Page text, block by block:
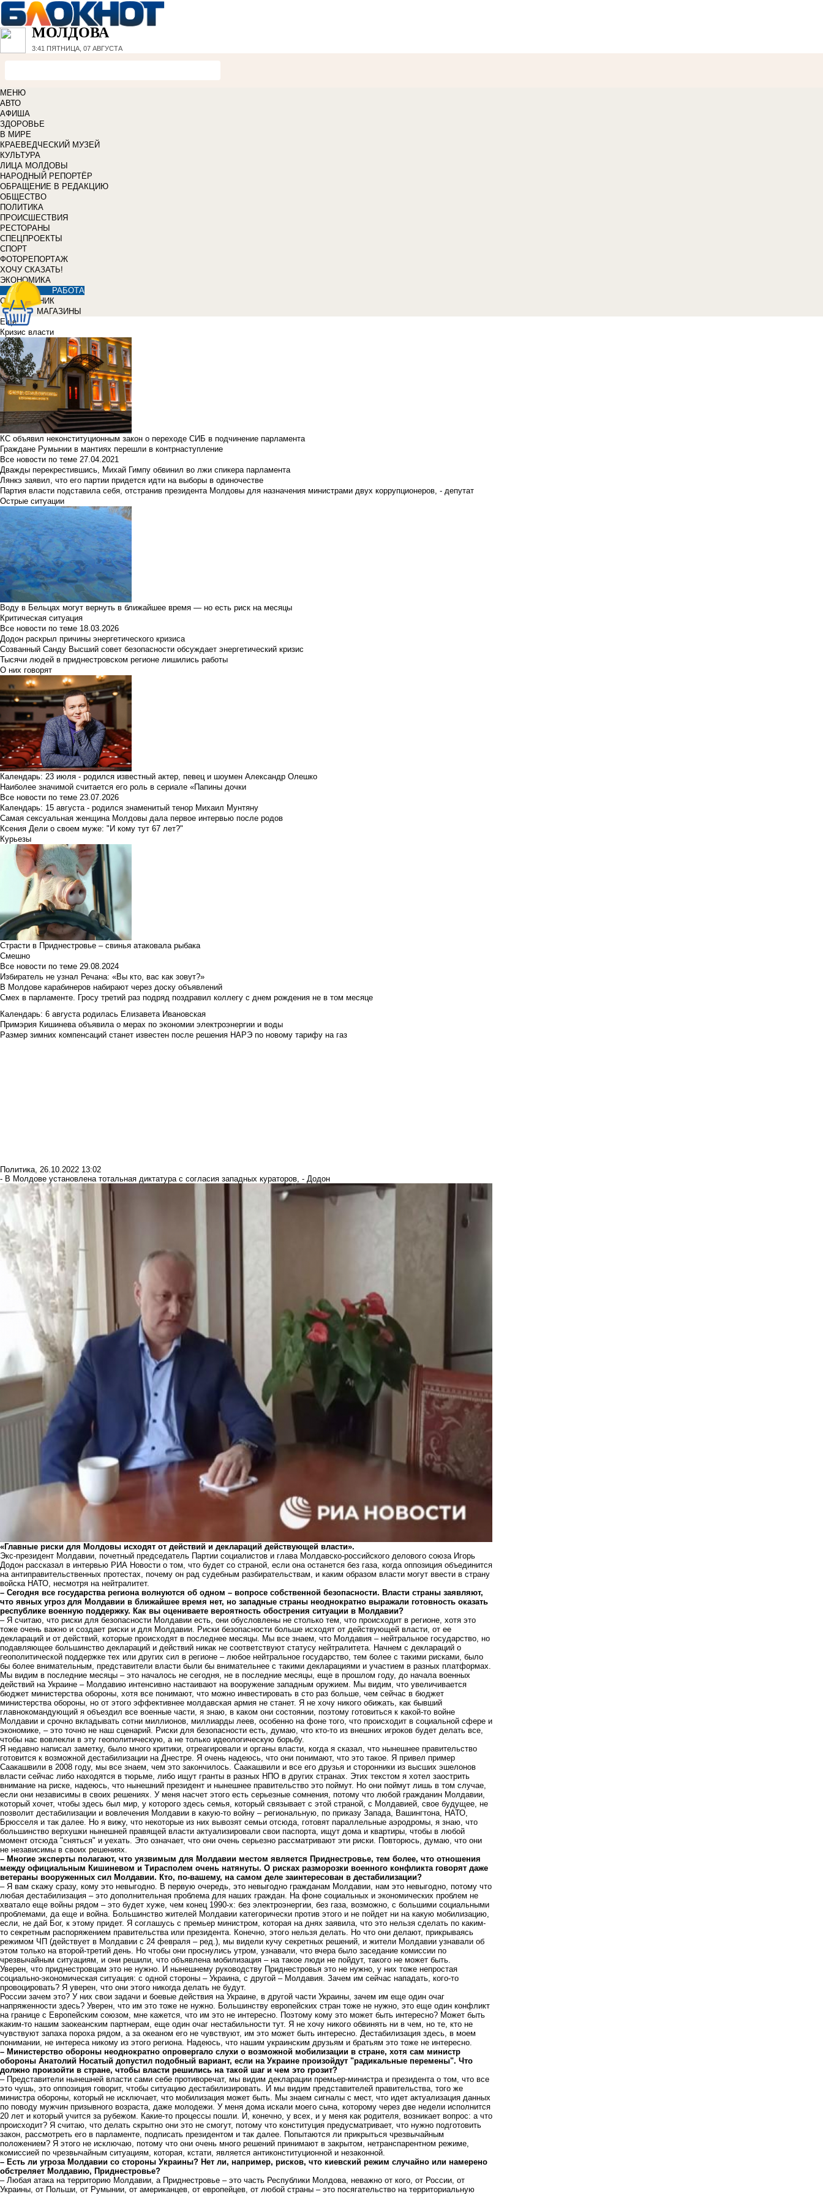
МОЛДОВА
3:41 ПЯТНИЦА, 07 АВГУСТА
МЕНЮ
АВТО
АФИША
ЗДОРОВЬЕ
В МИРЕ
КРАЕВЕДЧЕСКИЙ МУЗЕЙ
КУЛЬТУРА
ЛИЦА МОЛДОВЫ
НАРОДНЫЙ РЕПОРТЁР
ОБРАЩЕНИЕ В РЕДАКЦИЮ
ОБЩЕСТВО
ПОЛИТИКА
ПРОИСШЕСТВИЯ
РЕСТОРАНЫ
СПЕЦПРОЕКТЫ
СПОРТ
ФОТОРЕПОРТАЖ
ХОЧУ СКАЗАТЬ!
ЭКОНОМИКА
РАБОТА
СПРАВОЧНИК
МАГАЗИНЫ
Еще
Кризис власти
КС объявил неконституционным закон о переходе СИБ в подчинение парламента
Граждане Румынии в мантиях перешли в контрнаступление
Все новости по теме 27.04.2021
Дважды перекрестившись, Михай Гимпу обвинил во лжи спикера парламента
Лянкэ заявил, что его партии придется идти на выборы в одиночестве
Партия власти подставила себя, отстранив президента Молдовы для назначения министрами двух коррупционеров, - депутат
Острые ситуации
Воду в Бельцах могут вернуть в ближайшее время — но есть риск на месяцы
Критическая ситуация
Все новости по теме 18.03.2026
Додон раскрыл причины энергетического кризиса
Созванный Санду Высший совет безопасности обсуждает энергетический кризис
Тысячи людей в приднестровском регионе лишились работы
О них говорят
Календарь: 23 июля - родился известный актер, певец и шоумен Александр Олешко
Наиболее значимой считается его роль в сериале «Папины дочки
Все новости по теме 23.07.2026
Календарь: 15 августа - родился знаменитый тенор Михаил Мунтяну
Самая сексуальная женщина Молдовы дала первое интервью после родов
Ксения Дели о своем муже: "И кому тут 67 лет?"
Курьезы
Страсти в Приднестровье – свинья атаковала рыбака
Смешно
Все новости по теме 29.08.2024
Избиратель не узнал Речана: «Вы кто, вас как зовут?»
В Молдове карабинеров набирают через доску объявлений
Смех в парламенте. Гросу третий раз подряд поздравил коллегу с днем рождения не в том месяце
Календарь: 6 августа родилась Елизавета Ивановская
Примэрия Кишинева объявила о мерах по экономии электроэнергии и воды
Размер зимних компенсаций станет известен после решения НАРЭ по новому тарифу на газ
Политика, 26.10.2022 13:02
- В Молдове установлена тотальная диктатура с согласия западных кураторов, - Додон
«Главные риски для Молдовы исходят от действий и деклараций действующей власти».
Экс-президент Молдавии, почетный председатель Партии социалистов и глава Молдавско-российского делового союза Игорь
Додон рассказал в интервью РИА Новости о том, что будет со страной, если она останется без газа, когда оппозиция объединится
на антиправительственных протестах, почему он рад судебным разбирательствам, и каким образом власти могут ввести в страну
войска НАТО, несмотря на нейтралитет.
– Сегодня все государства региона волнуются об одном – вопросе собственной безопасности. Власти страны заявляют,
что явных угроз для Молдавии в ближайшее время нет, но западные страны неоднократно выражали готовность оказать
республике военную поддержку. Как вы оцениваете вероятность обострения ситуации в Молдавии?
– Я считаю, что риски для безопасности Молдавии есть, они обусловлены не столько тем, что происходит в регионе, хотя это
тоже очень важно и создает риски и для Молдавии. Риски безопасности больше исходят от действующей власти, от ее
деклараций и от действий, которые происходят в последнее месяцы. Мы все знаем, что Молдавия – нейтральное государство, но
подавляющее большинство деклараций и действий никак не соответствуют статусу нейтралитета. Начнем с деклараций о
геополитической поддержке тех или других сил в регионе – любое нейтральное государство, тем более с такими рисками, было
бы более внимательным, представители власти были бы внимательнее с такими декларациями и участием в разных платформах.
Мы видим в последние месяцы – это началось не сегодня, не в последние месяцы, еще в прошлом году, до начала военных
действий на Украине – Молдавию интенсивно настаивают на вооружение западным оружием. Мы видим, что увеличивается
бюджет министерства обороны, хотя все понимают, что можно инвестировать в сто раз больше, чем сейчас в бюджет
министерства обороны, но от этого эффективнее молдавская армия не станет. Я не хочу никого обижать, как бывший
главнокомандующий я объездил все военные части, я знаю, в каком они состоянии, поэтому готовиться к какой-то войне
Молдавии и срочно вкладывать сотни миллионов, миллиарды леев, особенно на фоне того, что происходит в социальной сфере и
экономике, – это точно не наш сценарий. Риски для безопасности есть, думаю, что кто-то из внешних игроков будет делать все,
чтобы нас вовлекли в эту геополитическую, а не только идеологическую борьбу.
Я недавно написал заметку, было много критики, отреагировали и органы власти, когда я сказал, что нынешнее правительство
готовится к возможной дестабилизации на Днестре. Я очень надеюсь, что они понимают, что это такое. Я привел пример
Саакашвили в 2008 году, мы все знаем, чем это закончилось. Саакашвили и все его друзья и сторонники из высших эшелонов
власти сейчас либо находятся в тюрьме, либо ищут гранты в разных НПО в других странах. Этих текстом я хотел заострить
внимание на риске, надеюсь, что нынешний президент и нынешнее правительство это поймут. Но они поймут лишь в том случае,
если они независимы в своих решениях. У меня насчет этого есть серьезные сомнения, потому что любой гражданин Молдавии,
который хочет, чтобы здесь был мир, у которого здесь семья, который связывает с этой страной, с Молдавией, свое будущее, не
позволит дестабилизации и вовлечения Молдавии в какую-то войну – региональную, по приказу Запада, Вашингтона, НАТО,
Брюсселя и так далее. Но я вижу, что некоторые из них вывозят семьи отсюда, готовят параллельные аэродромы, я знаю, что
большинство верхушки нынешней правящей власти актуализировали свои паспорта, ищут дома и квартиры, чтобы в любой
момент отсюда "сняться" и уехать. Это означает, что они очень серьезно рассматривают эти риски. Повторюсь, думаю, что они
не независимы в своих решениях.
– Многие эксперты полагают, что уязвимым для Молдавии местом является Приднестровье, тем более, что отношения
между официальным Кишиневом и Тирасполем очень натянуты. О рисках разморозки военного конфликта говорят даже
ветераны вооруженных сил Молдавии. Кто, по-вашему, на самом деле заинтересован в дестабилизации?
– Я вам скажу сразу, кому это невыгодно. В первую очередь, это невыгодно гражданам Молдавии, нам это невыгодно, потому что
любая дестабилизация – это дополнительная проблема для наших граждан. На фоне социальных и экономических проблем не
хватало еще войны рядом – это будет хуже, чем конец 1990-х: без электроэнергии, без газа, возможно, с большими социальными
проблемами, да еще и война. Большинство жителей Молдавии категорически против этого и не пойдет ни на какую мобилизацию,
если, не дай Бог, к этому придет. Я соглашусь с премьер министром, которая на днях заявила, что это нельзя сделать по каким-
то секретным распоряжением правительства или президента. Конечно, этого нельзя делать. Но что они делают, прикрываясь
режимом ЧП (действует в Молдавии с 24 февраля – ред.), мы видели кучу секретных решений, и жители Молдавии узнавали об
этом только на второй-третий день. Но чтобы они проснулись утром, узнавали, что вчера было заседание комиссии по
чрезвычайным ситуациям, и они решили, что объявлена мобилизация – на такое люди не пойдут, такого не может быть.
Уверен, что приднестровцам это не нужно. И нынешнему руководству Приднестровья это не нужно, у них тоже непростая
социально-экономическая ситуация: с одной стороны – Украина, с другой – Молдавия. Зачем им сейчас нападать, кого-то
провоцировать? Я уверен, что они этого никогда делать не будут.
России зачем это? У них свои задачи и боевые действия на Украине, в другой части Украины, зачем им еще один очаг
напряженности здесь? Уверен, что им это тоже не нужно. Большинству европейских стран тоже не нужно, это еще один конфликт
на границе с Европейским союзом, мне кажется, что им это не интересно. Поэтому кому это может быть интересно? Может быть
каким-то нашим заокеанским партнерам, еще один очаг нестабильности тут. Я не хочу никого обвинять ни в чем, но те, кто не
чувствуют запаха пороха рядом, а за океаном его не чувствуют, им это может быть интересно. Дестабилизация здесь, в моем
понимании, не интереса никому из этого региона. Надеюсь, что нашим украинским друзьям и братьям это тоже не интересно.
– Министерство обороны неоднократно опровергало слухи о возможной мобилизации в стране, хотя сам министр
обороны Анатолий Носатый допустил подобный вариант, если на Украине произойдут "радикальные перемены". Что
должно произойти в стране, чтобы власти решились на такой шаг и чем это грозит?
– Представители нынешней власти сами себе противоречат, мы видим декларации премьер-министра и президента о том, что все
это чушь, это оппозиция говорит, чтобы ситуацию дестабилизировать. И мы видим представителей правительства, того же
министра обороны, который не исключает, что мобилизация может быть. Мы знаем сигналы с мест, что идет актуализация данных
по поводу мужчин призывного возраста, даже молодежи. У меня дома искали моего сына, которому через две недели исполнится
20 лет и который учится за рубежом. Какие-то процессы пошли. И, конечно, у всех, и у меня как родителя, возникает вопрос: а что
происходит? Я считаю, что делать скрытно они это не смогут, потому что конституция предусматривает, что нужно подготовить
закон, рассмотреть его в парламенте, подписать президентом и так далее. Попытаются ли прикрыться чрезвычайным
положением? Я этого не исключаю, потому что они очень много решений принимают в закрытом, нетранспарентном режиме,
комиссией по чрезвычайным ситуациям, которая, кстати, является антиконституционной и незаконной.
– Есть ли угроза Молдавии со стороны Украины? Нет ли, например, рисков, что киевский режим случайно или намерено
обстреляет Молдавию, Приднестровье?
– Любая атака на территорию Молдавии, а Приднестровье – это часть Республики Молдова, неважно от кого, от России, от
Украины, от Польши, от Румынии, от американцев, от европейцев, от любой страны – это посягательство на территориальную